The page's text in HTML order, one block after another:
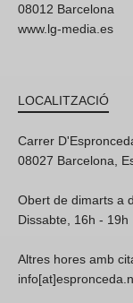
08012 Barcelona
www.lg-media.es
LOCALITZACIÓ
Carrer
08027 Barcelona,
Obert de dimarts a
Dissabte, 16h - 19h
Altres hores amb